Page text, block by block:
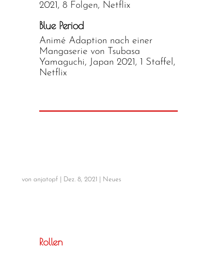
2021, 8 Folgen, Netflix
Blue Period
Animé Adaption nach einer
Mangaserie von Tsubasa
Yamaguchi, Japan 2021, 1 Staffel,
Netflix
von anjatopf Dez. 8, 2021 Neues
Rollen